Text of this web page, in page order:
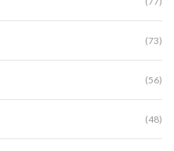
(73)
(56)
(48)